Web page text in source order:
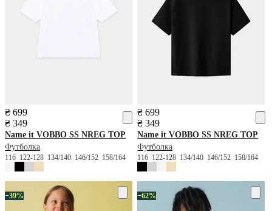
₴ 699
₴ 349
Name it VOBBO SS NREG TOP
Футболка
116 122-128 134/140 146/152 158/164
₴ 699
₴ 349
Name it VOBBO SS NREG TOP
Футболка
116 122-128 134/140 146/152 158/164
−39% −62%